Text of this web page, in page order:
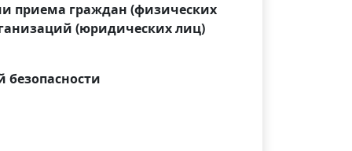
приема граждан (физических
(юридических лиц)
безопасности